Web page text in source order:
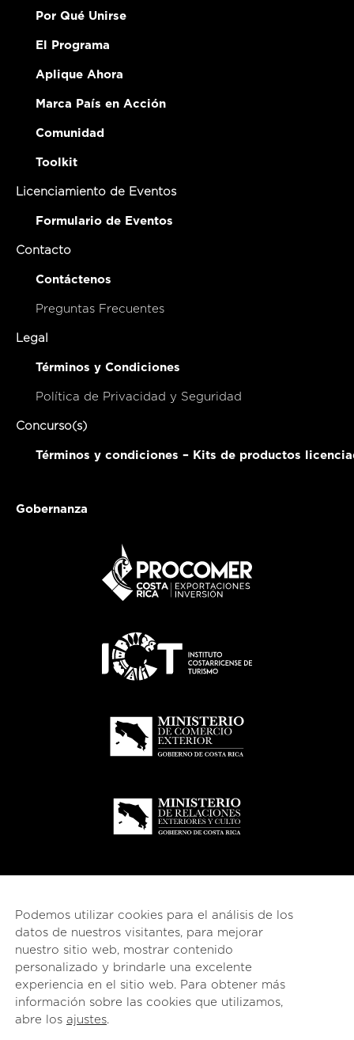
Por Qué Unirse
El Programa
Aplique Ahora
Marca País en Acción
Comunidad
Toolkit
Licenciamiento de Eventos
Formulario de Eventos
Contacto
Contáctenos
Preguntas Frecuentes
Legal
Términos y Condiciones
Política de Privacidad y Seguridad
Concurso(s)
Términos y condiciones – Kits de productos
Gobernanza
Podemos utilizar cookies para el análisis de los
datos de nuestros visitantes, para mejorar
nuestro sitio web, mostrar contenido
personalizado y brindarle una excelente
experiencia en el sitio web. Para obtener más
información sobre las cookies que utilizamos,
abre los ajustes.